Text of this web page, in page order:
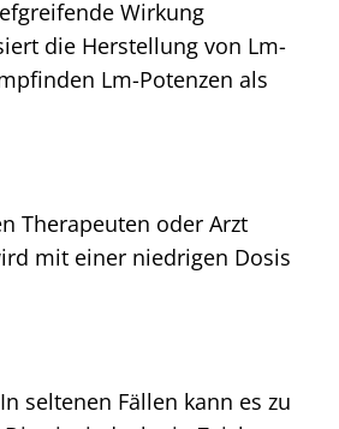
Wirkung
die Herstellung von Lm-
Lm-Potenzen als
Therapeuten oder Arzt
mit einer niedrigen Dosis
seltenen Fällen kann es zu